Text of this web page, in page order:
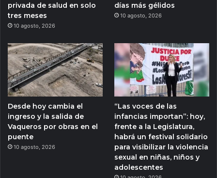
privada de salud en solo
tres meses
10 agosto, 2026
días más gélidos
10 agosto, 2026
Desde hoy cambia el
ingreso y la salida de
Vaqueros por obras en el
puente
10 agosto, 2026
“Las voces de las
infancias importan”: hoy,
frente a la Legislatura,
habrá un festival solidario
para visibilizar la violencia
sexual en niñas, niños y
adolescentes